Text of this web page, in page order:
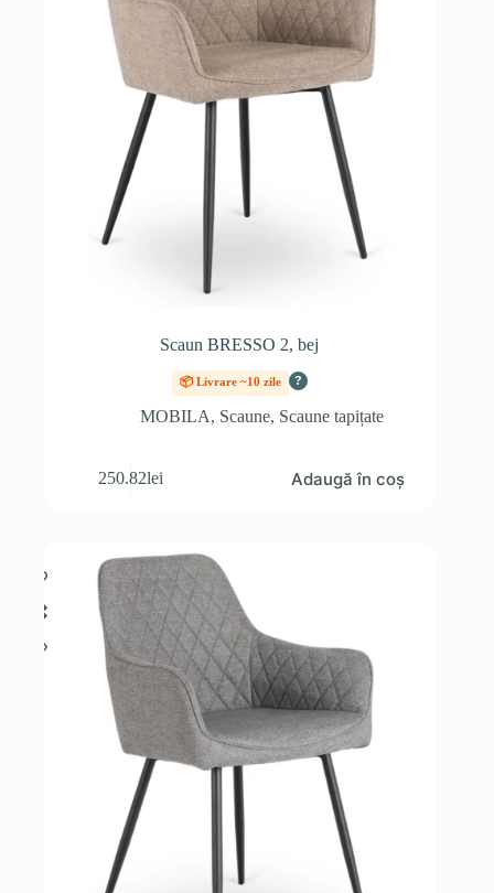
Scaun BRESSO 2, bej
📦 Livrare ~10 zile ?
MOBILA, Scaune, Scaune tapițate
250.82lei Adaugă în coș